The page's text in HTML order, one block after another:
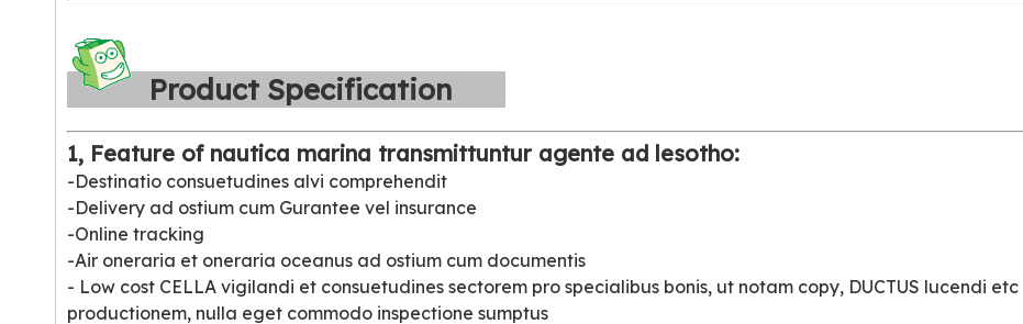
Product Specification
1, Feature of nautica marina transmittuntur agente ad lesotho:
-Destinatio consuetudines alvi comprehendit
-Delivery ad ostium cum Gurantee vel insurance
-Online tracking
-Air oneraria et oneraria oceanus ad ostium cum documentis
- Low cost CELLA vigilandi et consuetudines sectorem pro specialibus bonis, ut notam copy, DUCTUS lucendi etc
productionem, nulla eget commodo inspectione sumptus